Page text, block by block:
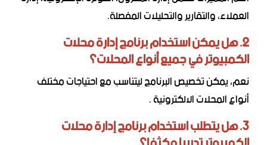
العملاء، والتقارير والتحليلات المفصلة.
2. هل يمكن استخدام برنامج إدارة محلات
الكمبيوتر في جميع أنواع المحلات؟
نعم، يمكن تخصيص البرنامج ليتناسب مع احتياجات مختلف
أنواع المحلات الالكترونية .
3. هل يتطلب استخدام برنامج إدارة محلات